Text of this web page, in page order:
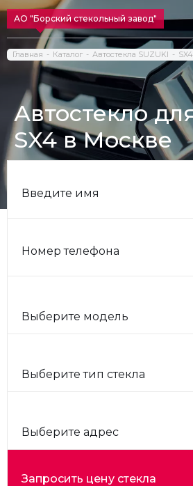
АО "Борский стекольный завод"
Главная Каталог Автостекла SUZUKI SX4
Автостекло
SX4 в Москве
Введите имя
Номер телефона
Выберите модель
Выберите тип стекла
Выберите адрес
Запросить цену стекла